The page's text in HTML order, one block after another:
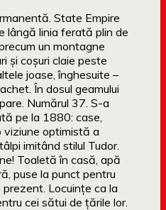
State Empire
lângă linia ferată plin de
un montagne
şi coşuri claie peste
joase, înghesuite –
În dosul geamului
Numărul 37. S-a
pe la 1880: case,
viziune optimistă a
imitând stilul Tudor.
Toaletă în casă, apă
puse la punct pentru
Locuinţe ca la
cei sătui de ţările lor.